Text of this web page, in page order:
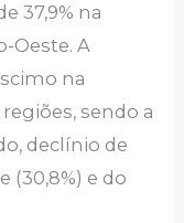
37,9% na
Oeste. A
na
sendo a
declínio de
(30,8%) e do